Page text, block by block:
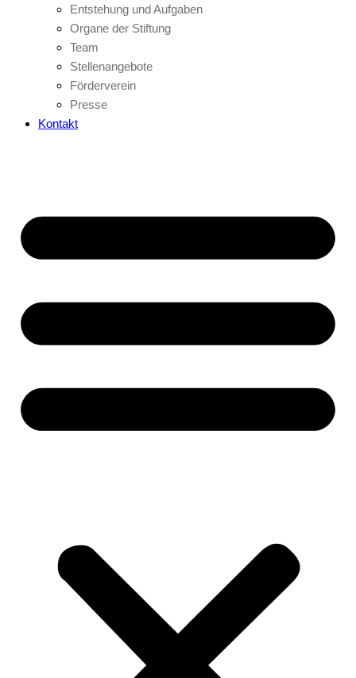
Entstehung und Aufgaben
Organe der Stiftung
Team
Stellenangebote
Förderverein
Presse
Kontakt